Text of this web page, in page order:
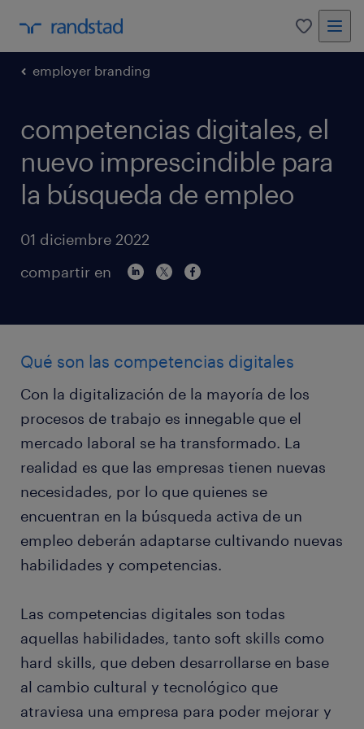
0
employer branding
competencias digitales, el
nuevo imprescindible para
la búsqueda de empleo
01 diciembre 2022
compartir en
Qué son las competencias digitales
Con la digitalización de la mayoría de los
procesos de trabajo es innegable que el
mercado laboral se ha transformado. La
realidad es que las empresas tienen nuevas
necesidades, por lo que quienes se
encuentran en la búsqueda activa de un
empleo deberán adaptarse cultivando nuevas
habilidades y competencias.
Las competencias digitales son todas
aquellas habilidades, tanto soft skills como
hard skills, que deben desarrollarse en base
al cambio cultural y tecnológico que
atraviesa una empresa para poder mejorar y